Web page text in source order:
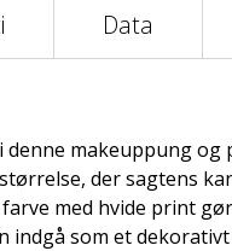
Data
makeuppung og
der sagtens
med hvide print
indgå som et